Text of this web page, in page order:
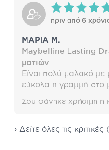
πριν από 6
ΜΑΡΙΑ Μ.
Maybelline Lasting
ματιών
Είναι πολύ μαλακό με
εύκολα η γραμμή στο
Σου φάνηκε χρήσιμη η
› Δείτε όλες τις κριτικές